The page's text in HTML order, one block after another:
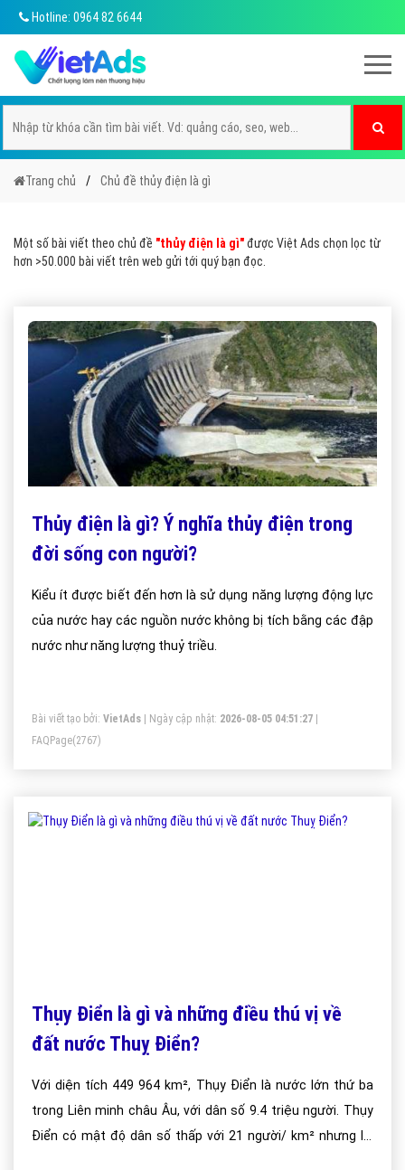
Hotline: 0964 82 6644
Trang chủ Chủ đề thủy điện là gì
Một số bài viết theo chủ đề "thủy điện là gì"được Việt Ads chọn lọc từ
hơn >50.000 bài viết trên web gửi tới quý bạn đọc.
Thủy điện là gì? Ý nghĩa thủy điện trong
đời sống con người?
Kiểu ít được biết đến hơn là sử dụng năng lượng động lực
của nước hay các nguồn nước không bị tích bằng các đập
nước như năng lượng thuỷ triều.
Bài viết tạo bởi: VietAds | Ngày cập nhật: 2026-08-05 04:51:27
FAQPage(2767)
Thụy Điển là gì và những điều thú vị về
đất nước Thuỵ Điển?
Với diện tích 449 964 km², Thụy Điển là nước lớn thứ ba
trong Liên minh châu Âu, với dân số 9.4 triệu người. Thụy
Điển có mật độ dân số thấp với 21 người/ km² nhưng lại